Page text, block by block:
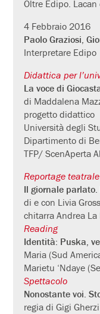
Oltre Edipo. Lacan
4 Febbraio 2016
Paolo Graziosi,
Interpretare Edipo
Didattica per
La voce di
di Maddalena
progetto didattico
Università degli
Dipartimento di
TFP/ ScenAperta
Reportage teatrale
Il giornale parlato.
di e con Livia
chitarra Andrea La
Reading
Identità: Puska,
Maria (Sud
Marietu ‘Ndaye
Spettacolo
Nonostante voi.
regia di Gigi Gherzi